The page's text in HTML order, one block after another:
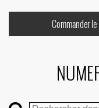
Commander le